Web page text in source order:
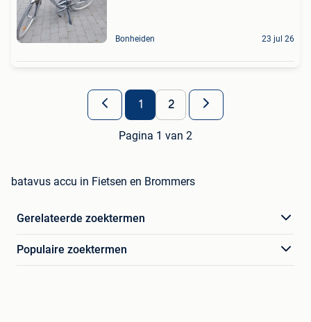
Bonheiden 23 jul 26
1 2
Pagina 1 van 2
batavus accu in Fietsen en Brommers
Gerelateerde zoektermen
Populaire zoektermen